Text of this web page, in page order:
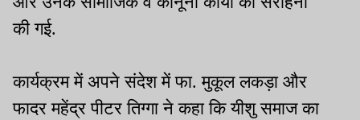
की गई.
कार्यक्रम में अपने संदेश में फा. मुकूल लकड़ा और
फादर महेंद्र पीटर तिग्गा ने कहा कि यीशु समाज का